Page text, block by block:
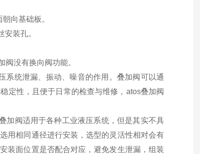
向基础板。
装孔。
没有换向阀功能。
系统泄漏、振动、噪音的作用。叠加阀可以通
定性，且便于日常的检查与维修，atos叠加阀
加阀适用于各种工业液压系统，但是其实不具
用相同通径进行安装，选型的灵活性相对会有
装面位置是否配合对应，避免发生泄漏，组装